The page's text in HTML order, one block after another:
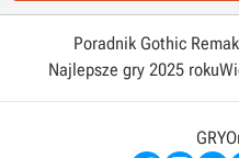
Poradnik Gothic
Najlepsze gry 2025 roku